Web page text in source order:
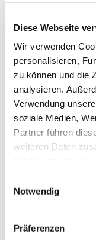
Diese Webseite
Wir verwenden
personalisieren,
zu können und die
analysieren.
Verwendung
soziale Medien,
Partner führen
weiteren Daten
Notwendig
Präferenzen
Dies